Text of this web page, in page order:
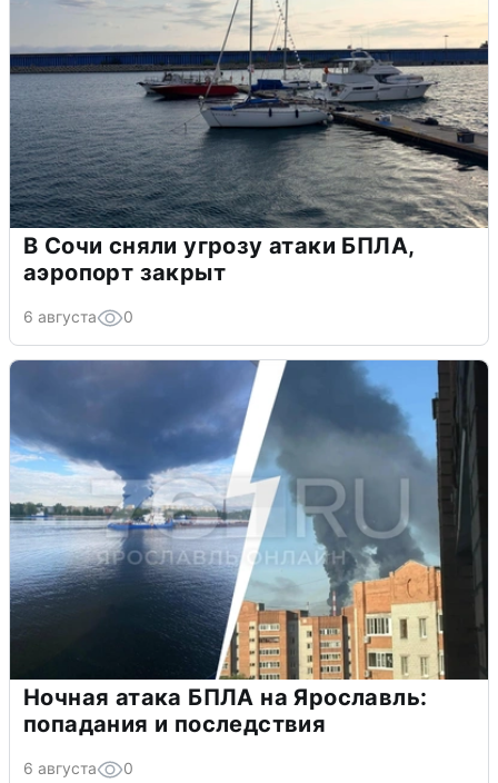
В Сочи сняли угрозу атаки БПЛА,
аэропорт закрыт
6 августа 0
Ночная атака БПЛА на Ярославль:
попадания и последствия
6 августа 0